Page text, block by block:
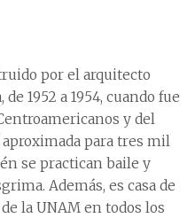
por el arquitecto
1952 a 1954, cuando fue
y del
para tres mil
se practican baile y
Además, es casa de
la UNAM en todos los